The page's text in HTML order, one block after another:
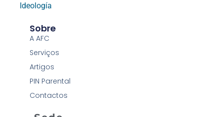
Ideología
Sobre
A AFC
Serviços
Artigos
PIN Parental
Contactos